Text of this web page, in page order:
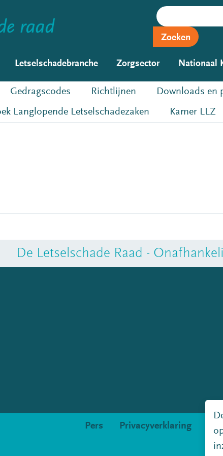
Zoeken
Letselschadebranche Zorgsector Nationaal
Gedragscodes Richtlijnen
Downloads en
Langlopende Letselschadezaken Kamer LLZ
De Letselschade Raad -
Pers Privacyverklaring